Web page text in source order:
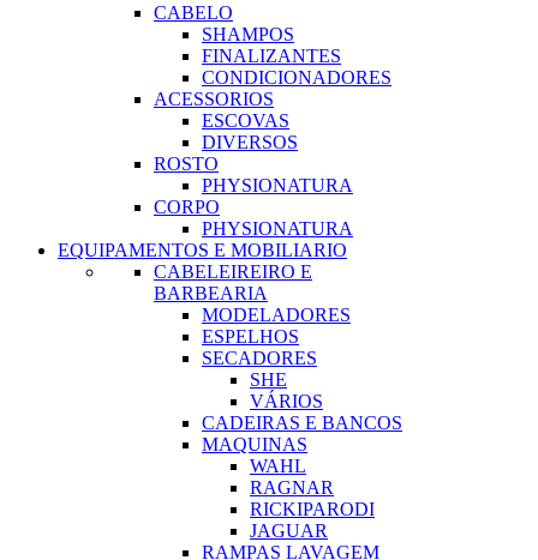
CABELO
SHAMPOS
FINALIZANTES
CONDICIONADORES
ACESSORIOS
ESCOVAS
DIVERSOS
ROSTO
PHYSIONATURA
CORPO
PHYSIONATURA
EQUIPAMENTOS E MOBILIARIO
CABELEIREIRO E
BARBEARIA
MODELADORES
ESPELHOS
SECADORES
SHE
VÁRIOS
CADEIRAS E BANCOS
MAQUINAS
WAHL
RAGNAR
RICKIPARODI
JAGUAR
RAMPAS LAVAGEM